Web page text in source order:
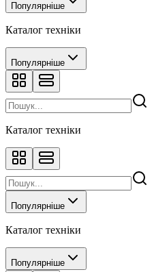
Популярніше
Каталог техніки
Популярніше
Каталог техніки
Популярніше
Каталог техніки
Популярніше